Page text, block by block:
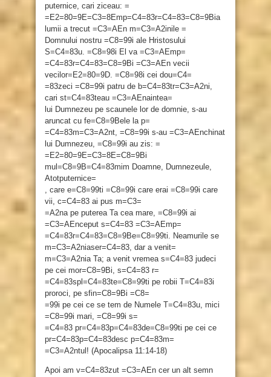
puternice, cari ziceau: =
=E2=80=9E=C3=8Emp=C4=83r=C4=83=C8=9Bia
lumii a trecut =C3=AEn m=C3=A2inile =
Domnului nostru =C8=99i ale Hristosului
S=C4=83u. =C8=98i El va =C3=AEmp=
=C4=83r=C4=83=C8=9Bi =C3=AEn vecii
vecilor=E2=80=9D. =C8=98i cei dou=C4=
=83zeci =C8=99i patru de b=C4=83tr=C3=A2ni,
cari st=C4=83teau =C3=AEnaintea=
lui Dumnezeu pe scaunele lor de domnie, s-au
aruncat cu fe=C8=9Bele la p=
=C4=83m=C3=A2nt, =C8=99i s-au =C3=AEnchinat
lui Dumnezeu, =C8=99i au zis: =
=E2=80=9E=C3=8E=C8=9Bi
mul=C8=9B=C4=83mim Doamne, Dumnezeule,
Atotputernice=
, care e=C8=99ti =C8=99i care erai =C8=99i care
vii, c=C4=83 ai pus m=C3=
=A2na pe puterea Ta cea mare, =C8=99i ai
=C3=AEnceput s=C4=83 =C3=AEmp=
=C4=83r=C4=83=C8=9Be=C8=99ti. Neamurile se
m=C3=A2niaser=C4=83, dar a venit=
m=C3=A2nia Ta; a venit vremea s=C4=83 judeci
pe cei mor=C8=9Bi, s=C4=83 r=
=C4=83spl=C4=83te=C8=99ti pe robii T=C4=83i
proroci, pe sfin=C8=9Bi =C8=
=99i pe cei ce se tem de Numele T=C4=83u, mici
=C8=99i mari, =C8=99i s=
=C4=83 pr=C4=83p=C4=83de=C8=99ti pe cei ce
pr=C4=83p=C4=83desc p=C4=83m=
=C3=A2ntul! (Apocalipsa 11:14-18)
Apoi am v=C4=83zut =C3=AEn cer un alt semn